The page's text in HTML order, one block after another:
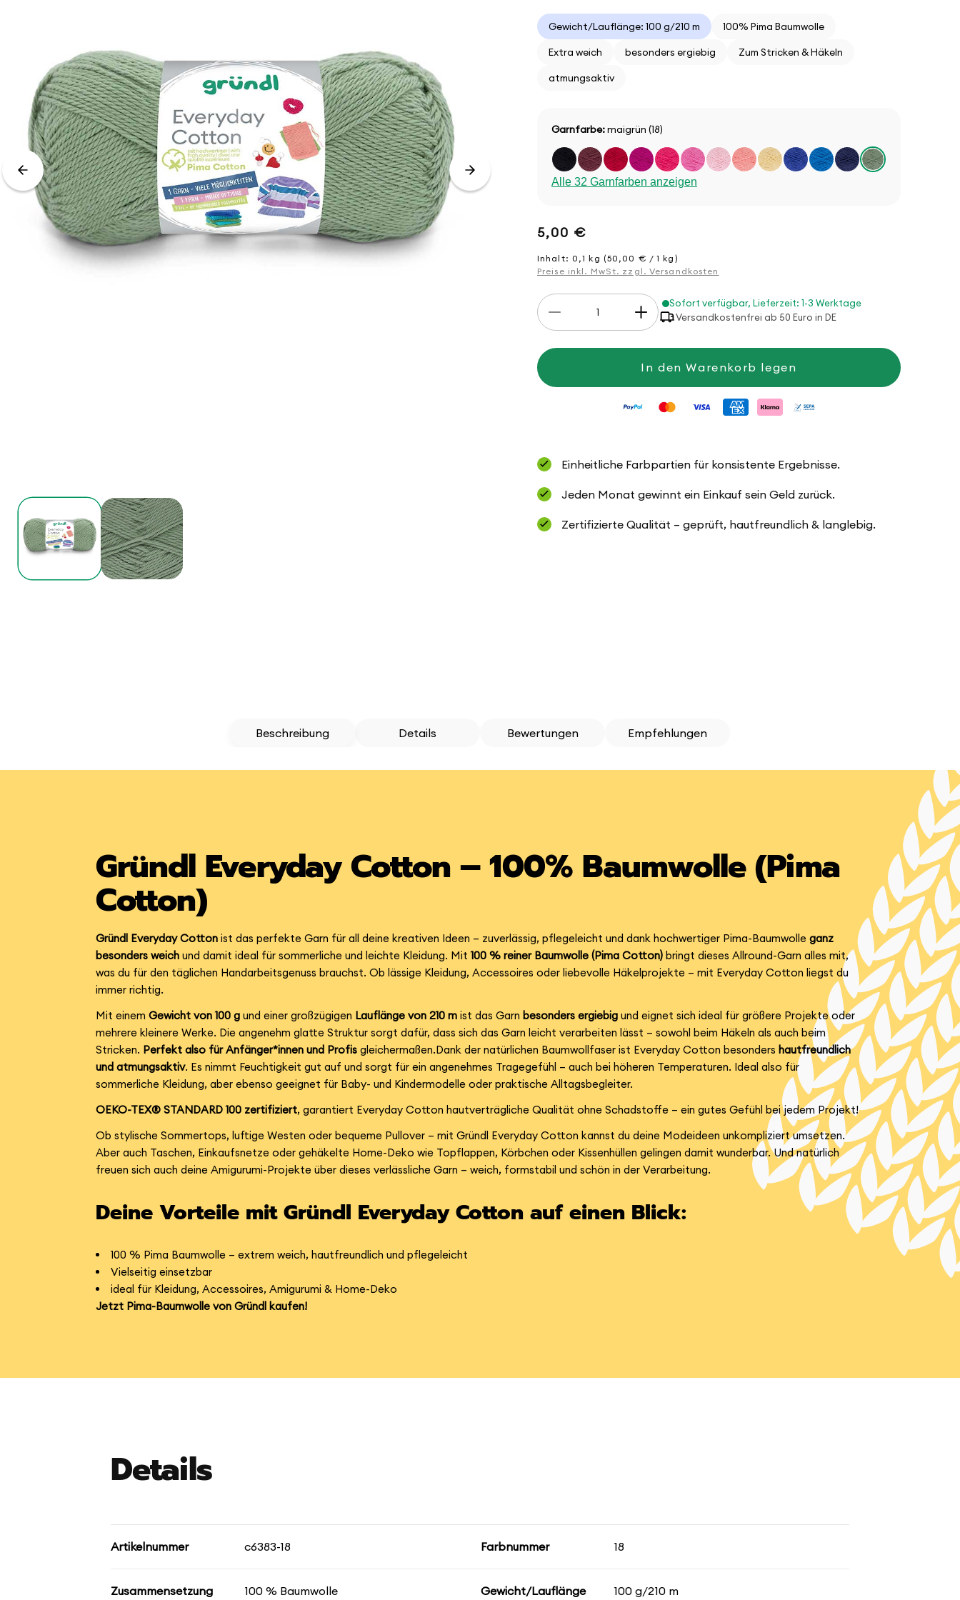
Gewicht/Lauflänge: 100 g/210 m
100% Pima Baumwolle
Extra weich
besonders ergiebig
Zum Stricken & Häkeln
atmungsaktiv
Garnfarbe:maigrün (18)
Alle 32 Garnfarben anzeigen
Normaler
Preis
5,00 €
Inhalt: 0,1 kg (50,00 € / 1 kg)
Preise inkl. MwSt. zzgl. Versandkosten
Anzahl
Verringere
für
Erhöhe
die
für
Cotton
Sofort verfügbar, Lieferzeit: 1-3 Werktage
Versandkostenfrei ab 50 Euro in DE
In den Warenkorb legen
Einheitliche Farbpartien für konsistente Ergebnisse.
Jeden Monat gewinnt ein Einkauf sein Geld zurück.
Zertifizierte Qualität – geprüft, hautfreundlich & langlebig.
Beschreibung Details Bewertungen Empfehlungen
Gründl Everyday Cotton – 100% Baumwolle (Pima
Cotton)
Gründl Everyday Cottonist das perfekte Garn für all deine kreativen Ideen – zuverlässig, pflegeleicht und dank hochwertiger Pima-Baumwolleganz
besonders weichund damit ideal für sommerliche und leichte Kleidung. Mit100 % reiner Baumwolle (Pima Cotton) bringt dieses Allround-Garn alles mit,
was du für den täglichen Handarbeitsgenuss brauchst. Ob lässige Kleidung, Accessoires oder liebevolle Häkelprojekte – mit Everyday Cotton liegst du
immer richtig.
Mit einemGewicht von 100 g und einer großzügigen Lauflänge von 210 m ist das Garn besonders ergiebig und eignet sich ideal für größere Projekte oder
mehrere kleinere Werke. Die angenehm glatte Struktur sorgt dafür, dass sich das Garn leicht verarbeiten lässt – sowohl beim Häkeln als auch beim
Stricken. Perfekt also für Anfänger*innen und Profis gleichermaßen.Dank der natürlichen Baumwollfaser ist Everyday Cotton besonders hautfreundlich
und atmungsaktiv. Es nimmt Feuchtigkeit gut auf und sorgt für ein angenehmes Tragegefühl – auch bei höheren Temperaturen. Ideal also für
sommerliche Kleidung, aber ebenso geeignet für Baby- und Kindermodelle oder praktische Alltagsbegleiter.
OEKO-TEX® STANDARD 100 zertifiziert, garantiert Everyday Cotton hautverträgliche Qualität ohne Schadstoffe – ein gutes Gefühl bei jedem Projekt!
Ob stylische Sommertops, luftige Westen oder bequeme Pullover – mit Gründl Everyday Cotton kannst du deine Modeideen unkompliziert umsetzen.
Aber auch Taschen, Einkaufsnetze oder gehäkelte Home-Deko wie Topflappen, Körbchen oder Kissenhüllen gelingen damit wunderbar. Und natürlich
freuen sich auch deine Amigurumi-Projekte über dieses verlässliche Garn – weich, formstabil und schön in der Verarbeitung.
Deine Vorteile mit Gründl Everyday Cotton auf einen Blick:
100 % Pima Baumwolle – extrem weich, hautfreundlich und pflegeleicht
Vielseitig einsetzbar
ideal für Kleidung, Accessoires, Amigurumi & Home-Deko
Jetzt Pima-Baumwolle von Gründl kaufen!
Details
Artikelnummer c6383-18 Farbnummer 18
Zusammensetzung 100 % Baumwolle Gewicht/Lauflänge 100 g/210 m